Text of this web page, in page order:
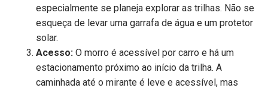
especialmente se planeja explorar as trilhas. Não se
esqueça de levar uma garrafa de água e um protetor
solar.
Acesso: O morro é acessível por carro e há um
estacionamento próximo ao início da trilha. A
caminhada até o mirante é leve e acessível, mas